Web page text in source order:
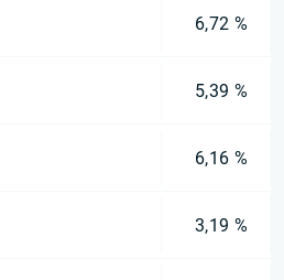
6,72 %
5,39 %
6,16 %
3,19 %